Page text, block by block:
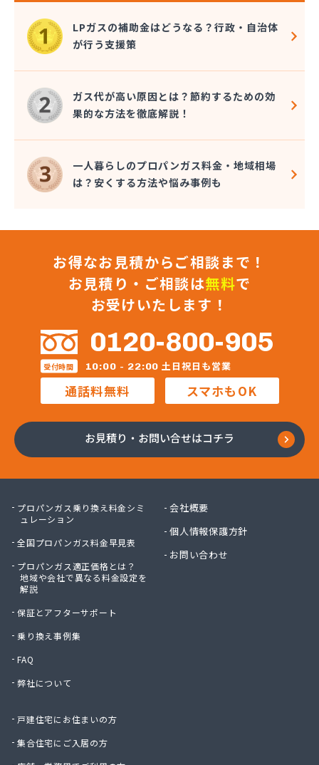
株式会社田沼酸素商会
株式会社那須平商店
株式会社二葉燃料
株式会社保坂
株式会社鈴喜
関山商店
丸片機水工業株式会社
岩沼ガス有限会社
岩沼プロパン(協)
岩沼市農業協同組合本所販売所
岩谷産業株式会社エネルギー 東北支社
協同石油株式会社
橋本産業株式会社 塩釜営業所
橋本産業株式会社 石巻営業所
橋本産業株式会社仙台営業所
熊谷燃料住設株式会社
後藤商店
工藤商店
高橋商店
高橋燃料店
佐藤電気商会
佐藤燃料店
砂金石油ガス株式会社 東仙台営業所
三浦商店
三宝物産株式会社
三宝物産株式会社 石巻営業所
山庄商店
勝又総業有限会社
小野喜米店
新日本ガス
西條商店
LPガスの補助金はどうなる？行政・自治体
が行う支援策
ガス代が高い原因とは？節約するための効
果的な方法を徹底解説！
一人暮らしのプロパンガス料金・地域相場
は？安くする方法や悩み事例も
お得なお見積からご相談まで！
お見積り・ご相談は無料で
お受けいたします！
0120-800-905
受付時間 10:00 - 22:00 土日祝日も営業
通話料無料 スマホもOK
お見積り・お問い合せはコチラ
プロパンガス乗り換え料金シミ
ュレーション
全国プロパンガス料金早見表
プロパンガス適正価格とは？
地域や会社で異なる料金設定を
解説
保証とアフターサポート
乗り換え事例集
FAQ
弊社について
戸建住宅にお住まいの方
集合住宅にご入居の方
会社概要
個人情報保護方針
お問い合わせ